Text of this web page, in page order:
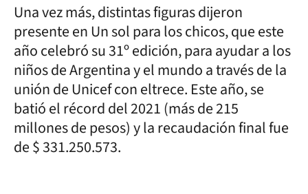
Una vez más, distintas figuras dijeron
presente en Un sol para los chicos, que este
año celebró su 31º edición, para ayudar a los
niños de Argentina y el mundo a través de la
unión de Unicef con eltrece. Este año, se
batió el récord del 2021 (más de 215
millones de pesos) y la recaudación final fue
de $ 331.250.573.